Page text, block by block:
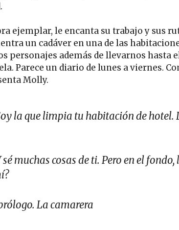
ejemplar, le encanta su trabajo y sus
un cadáver en una de las
personajes además de llevarnos hasta
Parece un diario de lunes a viernes.
Molly.
la que limpia tu habitación de
muchas cosas de ti. Pero en el
La camarera